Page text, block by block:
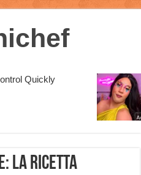
la Ricetta